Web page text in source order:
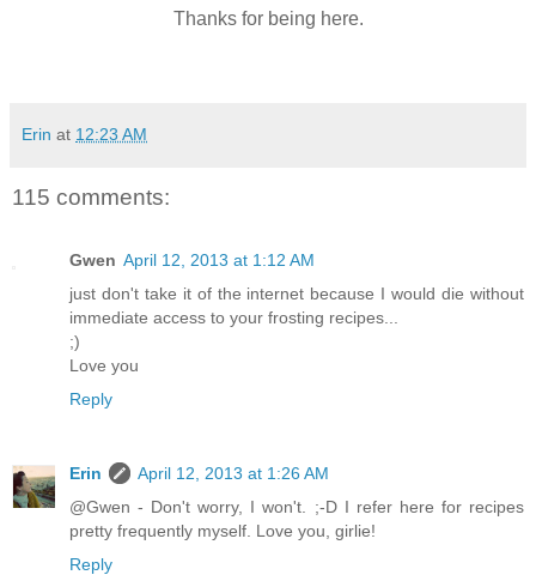
Thanks for being here.
Erin at 12:23 AM
115 comments:
Gwen April 12, 2013 at 1:12 AM
just don't take it of the internet because I would die without
immediate access to your frosting recipes...
;)
Love you
Reply
Erin
April 12, 2013 at 1:26 AM
@Gwen - Don't worry, I won't. ;-D I refer here for recipes
pretty frequently myself. Love you, girlie!
Reply